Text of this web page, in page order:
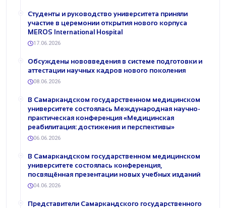
Студенты и руководство университета приняли
участие в церемонии открытия нового корпуса
MEROS International Hospital
17.06.2026
Обсуждены нововведения в системе подготовки и
аттестации научных кадров нового поколения
08.06.2026
В Самаркандском государственном медицинском
университете состоялась Международная научно-
практическая конференция «Медицинская
реабилитация: достижения и перспективы»
06.06.2026
В Самаркандском государственном медицинском
университете состоялась конференция,
посвящённая презентации новых учебных изданий
04.06.2026
Представители Самаркандского государственного